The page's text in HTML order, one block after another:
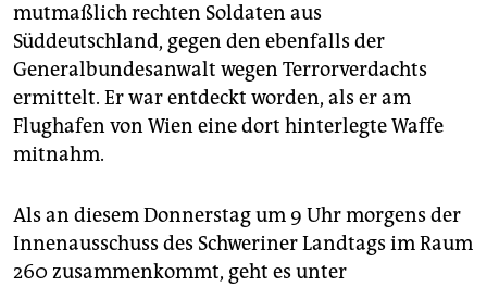
mutmaßlich rechten Soldaten aus
Süddeutschland, gegen den ebenfalls der
Generalbundesanwalt wegen Terrorverdachts
ermittelt. Er war entdeckt worden, als er am
Flughafen von Wien eine dort hinterlegte Waffe
mitnahm.
Als an diesem Donnerstag um 9 Uhr morgens der
Innenausschuss des Schweriner Landtags im Raum
260 zusammenkommt, geht es unter